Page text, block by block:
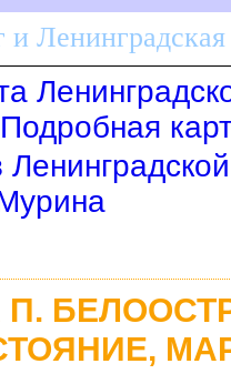
Ленинградская
П.